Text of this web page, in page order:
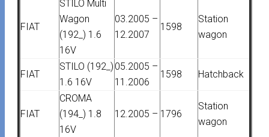
FIAT
STILO Multi
Wagon
(192_) 1.6
16V
03.2005 –
12.2007
1598
Station
wagon
FIAT
STILO (192_)
1.6 16V
05.2005 –
11.2006
1598 Hatchback
FIAT
CROMA
(194_) 1.8
16V
12.2005 – 1796
Station
wagon